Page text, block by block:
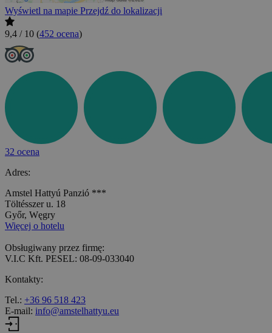
Wyświetl na mapie Przejdź do lokalizacji
9,4 / 10 (452 ocena)
32 ocena
Adres:
Amstel Hattyú Panzió ***
Töltésszer u. 18
Győr, Węgry
Więcej o hotelu
Obsługiwany przez firmę:
V.I.C Kft. PESEL: 08-09-033040
Kontakty:
Tel.: +36 96 518 423
E-mail: info@amstelhattyu.eu